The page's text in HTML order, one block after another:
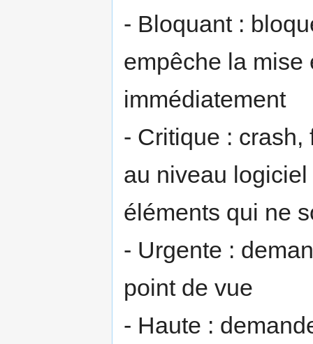
- Bloquant :
empêche la mise
immédiatement
- Critique :
au niveau
éléments qui ne
- Urgente :
point de vue
- Haute :